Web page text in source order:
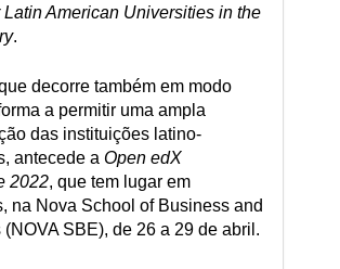
Latin American Universities in the
.
decorre também em modo
a permitir uma ampla
das instituições latino-
antecede a Open edX
2022, que tem lugar em
na Nova School of Business and
(NOVA SBE), de 26 a 29 de abril.